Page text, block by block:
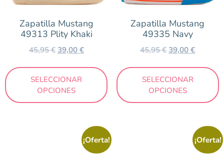
Zapatilla Mustang
49313 Plity Khaki
45,95€ 39,00€
SELECCIONAR
OPCIONES
Zapatilla Mustang
49335 Navy
45,95€ 39,00€
SELECCIONAR
OPCIONES
¡Oferta! ¡Oferta!